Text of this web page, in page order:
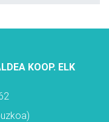
KOOP. ELK